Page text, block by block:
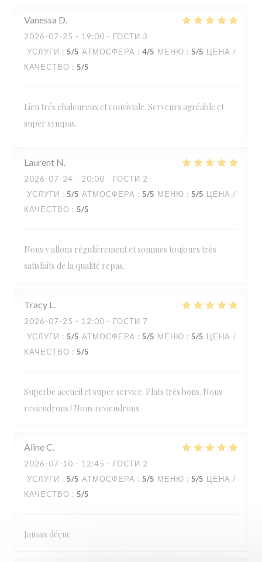
Vanessa D
2026-07-25 - 19:00 - ГОСТИ 3
УСЛУГИ : 5/5 АТМОСФЕРА : 4/5 МЕНЮ : 5/5 ЦЕНА /
КАЧЕСТВО : 5/5
Lieu trés chaleureux et conviviale. Serveurs agréable et
super sympas.
Laurent N
2026-07-24 - 20:00 - ГОСТИ 2
УСЛУГИ : 5/5 АТМОСФЕРА : 5/5 МЕНЮ : 5/5 ЦЕНА /
КАЧЕСТВО : 5/5
Nous y allons régulièrement et sommes toujours très
satisfaits de la qualité repas.
Tracy L
2026-07-25 - 12:00 - ГОСТИ 7
УСЛУГИ : 5/5 АТМОСФЕРА : 5/5 МЕНЮ : 5/5 ЦЕНА /
КАЧЕСТВО : 5/5
Superbe accueil et super service. Plats très bons. Nous
reviendrons ! Nous reviendrons
AlineC
2026-07-10 - 12:45 - ГОСТИ 2
УСЛУГИ : 5/5 АТМОСФЕРА : 5/5 МЕНЮ : 5/5 ЦЕНА /
КАЧЕСТВО : 5/5
Jamais déçue
Loos'Taminet